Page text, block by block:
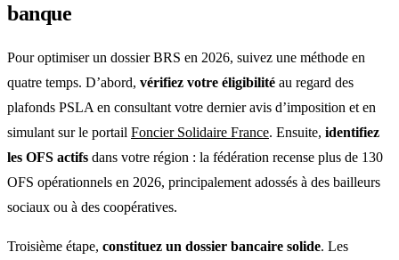
banque
Pour optimiser un dossier BRS en 2026, suivez une méthode en
quatre temps. D’abord, vérifiez votre éligibilité au regard des
plafonds PSLA en consultant votre dernier avis d’imposition et en
simulant sur le portail Foncier Solidaire France. Ensuite, identifiez
les OFS actifs dans votre région : la fédération recense plus de 130
OFS opérationnels en 2026, principalement adossés à des bailleurs
sociaux ou à des coopératives.
Troisième étape, constituez un dossier bancaire solide. Les